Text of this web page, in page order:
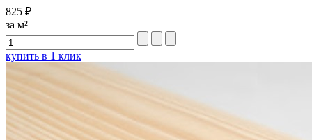
825 ₽
за м²
купить в 1 клик